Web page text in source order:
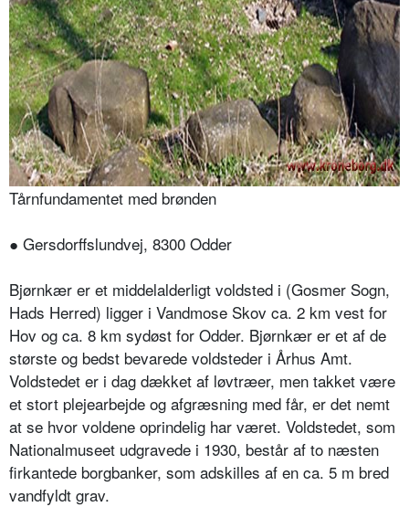
Tårnfundamentet med brønden
● Gersdorffslundvej, 8300 Odder
Bjørnkær er et middelalderligt voldsted i (Gosmer Sogn,
Hads Herred) ligger i Vandmose Skov ca. 2 km vest for
Hov og ca. 8 km sydøst for Odder. Bjørnkær er et af de
største og bedst bevarede voldsteder i Århus Amt.
Voldstedet er i dag dækket af løvtræer, men takket være
et stort plejearbejde og afgræsning med får, er det nemt
at se hvor voldene oprindelig har været. Voldstedet, som
Nationalmuseet udgravede i 1930, består af to næsten
firkantede borgbanker, som adskilles af en ca. 5 m bred
vandfyldt grav.